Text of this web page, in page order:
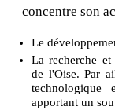
concentre son
Le
La recherche et
de l'Oise. Par
apportant un